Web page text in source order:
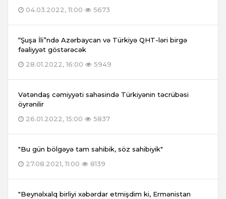
04.03.2022, 11:00
5673
“Şuşa İli”ndə Azərbaycan və Türkiyə QHT-ləri birgə
fəaliyyət göstərəcək
28.01.2022, 16:00
5949
Vətəndaş cəmiyyəti sahəsində Türkiyənin təcrübəsi
öyrənilir
26.01.2022, 15:00
5837
"Bu gün bölgəyə tam sahibik, söz sahibiyik"
27.08.2021, 11:00
8139
"Beynəlxalq birliyi xəbərdar etmişdim ki, Ermənistan